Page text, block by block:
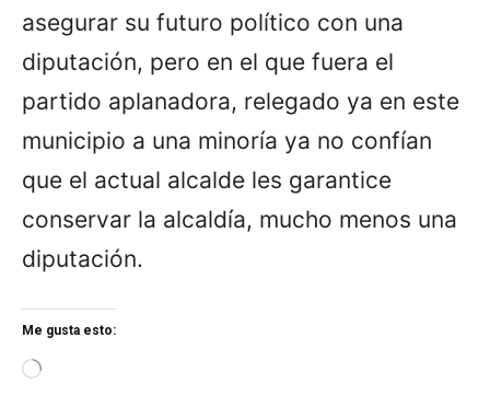
asegurar su futuro político con una
diputación, pero en el que fuera el
partido aplanadora, relegado ya en este
municipio a una minoría ya no confían
que el actual alcalde les garantice
conservar la alcaldía, mucho menos una
diputación.
Me gusta esto:
L